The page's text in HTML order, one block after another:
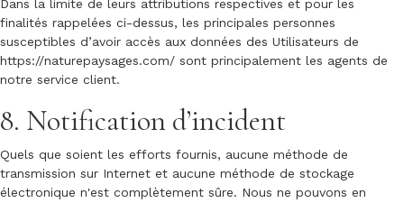
Dans la limite de leurs attributions respectives et pour les
finalités rappelées ci-dessus, les principales personnes
susceptibles d’avoir accès aux données des Utilisateurs de
https://naturepaysages.com/ sont principalement les agents de
notre service client.
8. Notification d’incident
Quels que soient les efforts fournis, aucune méthode de
transmission sur Internet et aucune méthode de stockage
électronique n'est complètement sûre. Nous ne pouvons en